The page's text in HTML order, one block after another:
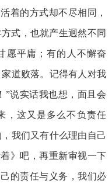
着的方式却不尽相同，
式，也就产生迥然不同
愿平庸；有的人不懈奋
道败落。记得有人对我
”说实话我也想，面且会
，这又是多么不负责任
我们又有什么理由自己
》吧，再重新审视一下
的责任与义务，我们必